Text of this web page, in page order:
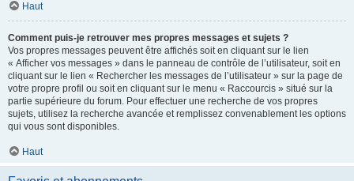
Haut
Comment puis-je retrouver mes propres messages et sujets ?
Vos propres messages peuvent être affichés soit en cliquant sur le lien
« Afficher vos messages » dans le panneau de contrôle de l’utilisateur, soit en
cliquant sur le lien « Rechercher les messages de l’utilisateur » sur la page de
votre propre profil ou soit en cliquant sur le menu « Raccourcis » situé sur la
partie supérieure du forum. Pour effectuer une recherche de vos propres
sujets, utilisez la recherche avancée et remplissez convenablement les options
qui vous sont disponibles.
Haut